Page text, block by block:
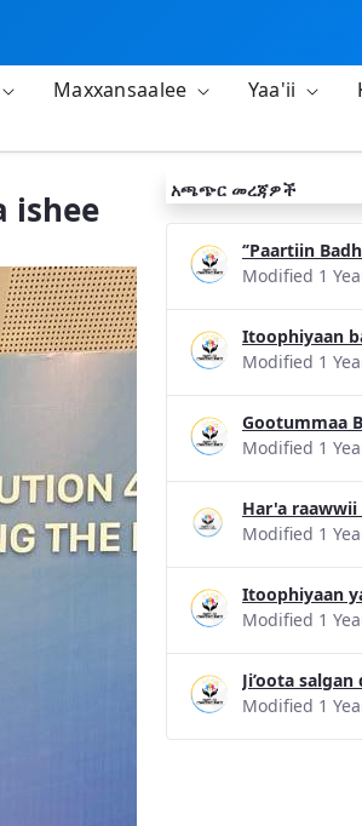
Maxxansaalee Yaa'ii
ishee
አጫጭር መረጃዎች
‘’Paartiin
Modified 1
Itoophiyaan
Modified 1
Gootummaa
Modified 1
Har'a
Modified 1
Itoophiyaan
Modified 1
Ji’oota
Modified 1